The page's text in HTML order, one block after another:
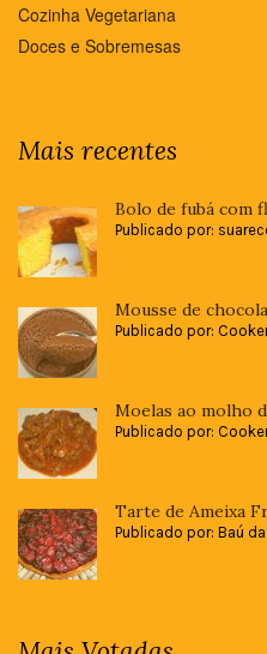
Cozinha Vegetariana
Doces e Sobremesas
Mais recentes
Bolo de fubá com
Publicado por:
Mousse de
Publicado por:
Moelas ao molho
Publicado por:
Tarte de Ameixa
Publicado por: Baú